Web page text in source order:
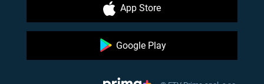
App Store
Google Play